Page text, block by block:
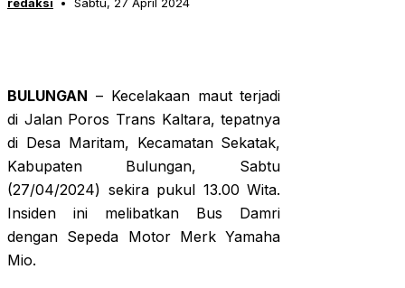
redaksi Sabtu, 27 April 2024
BULUNGAN – Kecelakaan maut terjadi
di Jalan Poros Trans Kaltara, tepatnya
di Desa Maritam, Kecamatan Sekatak,
Kabupaten Bulungan, Sabtu
(27/04/2024) sekira pukul 13.00 Wita.
Insiden ini melibatkan Bus Damri
dengan Sepeda Motor Merk Yamaha
Mio.